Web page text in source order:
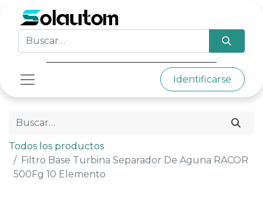
Identificarse
Todos los productos
Filtro Base Turbina Separador De Aguna RACOR
500Fg 10 Elemento